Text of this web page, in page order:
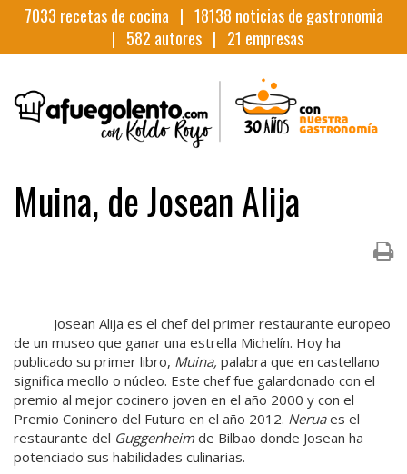
7033 recetas de cocina | 18138 noticias de gastronomia
| 582 autores | 21 empresas
Muina, de Josean Alija
Josean Alija es el chef del primer restaurante europeo
de un museo que ganar una estrella Michelín. Hoy ha
publicado su primer libro, Muina, palabra que en castellano
significa meollo o núcleo. Este chef fue galardonado con el
premio al mejor cocinero joven en el año 2000 y con el
Premio Coninero del Futuro en el año 2012. Neruaes el
restaurante del Guggenheim de Bilbao donde Josean ha
potenciado sus habilidades culinarias.